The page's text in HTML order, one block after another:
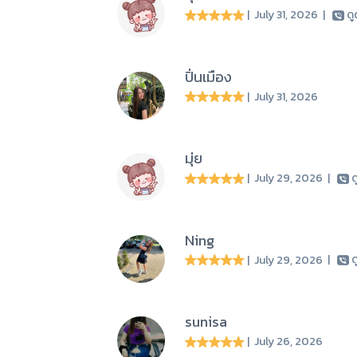
| July 31, 2026 | ดู
ปิ่นเมือง
| July 31, 2026
มุ่ย
| July 29, 2026 |
Ning
| July 29, 2026 |
sunisa
| July 26, 2026